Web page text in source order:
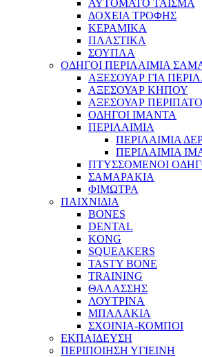
ΑΥΤΟΜΑΤΟ ΤΑΙΣΜΑ
ΔΟΧΕΙΑ ΤΡΟΦΗΣ
ΚΕΡΑΜΙΚΑ
ΠΛΑΣΤΙΚΑ
ΣΟΥΠΛΑ
ΟΔΗΓΟΙ ΠΕΡΙΛΑΙΜΙΑ
ΑΞΕΣΟΥΑΡ ΓΙΑ
ΑΞΕΣΟΥΑΡ ΚΗΠΟΥ
ΑΞΕΣΟΥΑΡ
ΟΔΗΓΟΙ ΙΜΑΝΤΑ
ΠΕΡΙΛΑΙΜΙΑ
ΠΕΡΙΛΑΙΜΙΑ
ΠΕΡΙΛΑΙΜΙΑ
ΠΤΥΣΣΟΜΕΝΟΙ
ΣΑΜΑΡΑΚΙΑ
ΦΙΜΩΤΡΑ
ΠΑΙΧΝΙΔΙΑ
BONES
DENTAL
KONG
SQUEAKERS
TASTY BONE
TRAINING
ΘΑΛΑΣΣΗΣ
ΛΟΥΤΡΙΝΑ
ΜΠΑΛΑΚΙΑ
ΣΧΟΙΝΙΑ-ΚΟΜΠΟΙ
ΕΚΠΑΙΔΕΥΣΗ
ΠΕΡΙΠΟΙΗΣΗ ΥΓΙΕΙΝΗ